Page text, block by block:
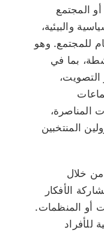
المجتمع
والبيئية،
للمجتمع. وهو
بما في
المناصرة،
المنتخبين
من خلال
الأفكار
أو المنظمات.
للأفراد